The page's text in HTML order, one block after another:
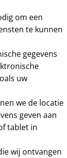
om een
te kunnen
gegevens
uw
we de locatie
geven aan
tablet in
wij ontvangen